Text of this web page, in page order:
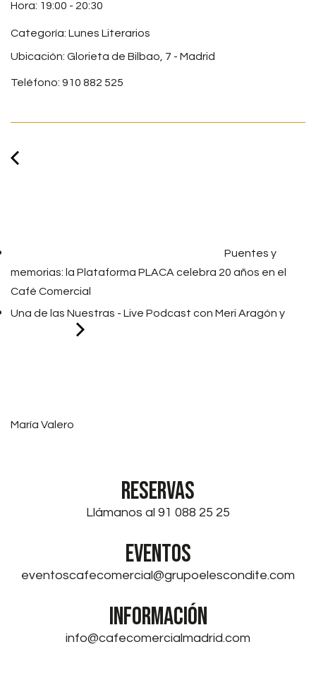
19:00 - 20:30
Categoría: Lunes Literarios
Ubicación: Glorieta de Bilbao, 7 - Madrid
Teléfono: 910 882 525
Puentes y
memorias: la Plataforma PLACA celebra 20 años en el
Café Comercial
Una de las Nuestras - Live Podcast con Meri Aragón y
María Valero
RESERVAS
Llámanos al 91 088 25 25
EVENTOS
eventoscafecomercial@grupoelescondite.com
INFORMACIÓN
info@cafecomercialmadrid.com